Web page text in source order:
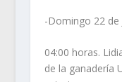
-Domingo 22 de
04:00 horas.
de la ganadería